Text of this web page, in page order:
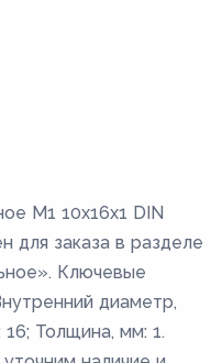
М1 10х16х1 DIN
для заказа в разделе
Ключевые
диаметр,
Толщина, мм: 1.